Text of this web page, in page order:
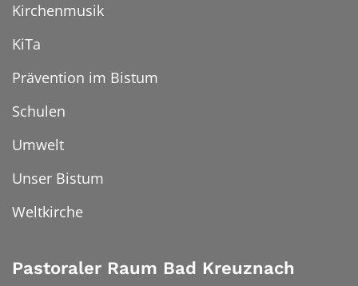
Kirchenmusik
KiTa
Prävention im Bistum
Schulen
Umwelt
Unser Bistum
Weltkirche
Pastoraler Raum Bad Kreuznach